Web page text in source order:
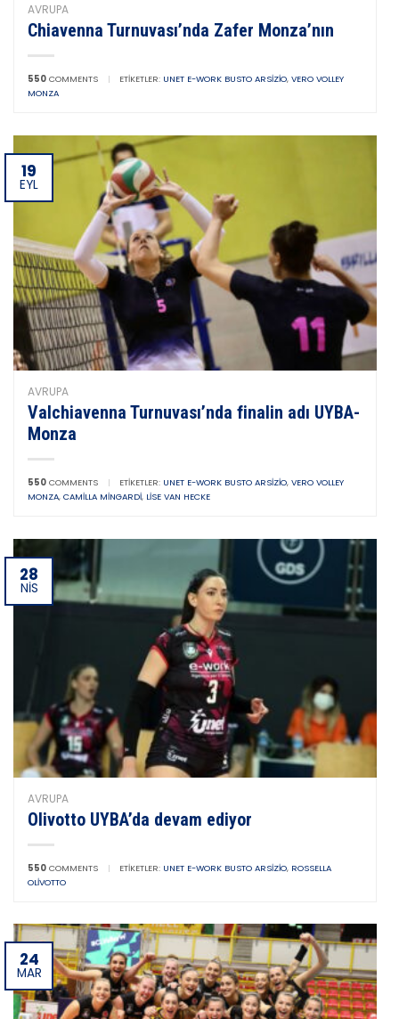
AVRUPA
Chiavenna Turnuvası’nda Zafer Monza’nın
550 COMMENTS | ETIKETLER: UNET E-WORK BUSTO ARSIZIO, VERO VOLLEY
MONZA
19
EYL
AVRUPA
Valchiavenna Turnuvası’nda finalin adı UYBA-
Monza
550 COMMENTS | ETIKETLER: UNET E-WORK BUSTO ARSIZIO, VERO VOLLEY
MONZA, CAMILLA MINGARDI, LISE VAN HECKE
28
NIS
AVRUPA
Olivotto UYBA’da devam ediyor
550 COMMENTS | ETIKETLER: UNET E-WORK BUSTO ARSIZIO, ROSSELLA
OLIVOTTO
24
MAR